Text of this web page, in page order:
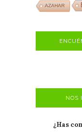
AZAHAR
NOS
¿Has